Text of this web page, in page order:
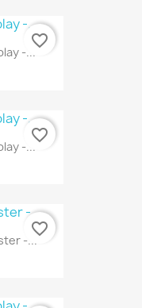
-...
favorite_border
-...
favorite_border
-...
favorite_border